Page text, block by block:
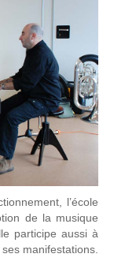
l’école
de la musique
participe aussi à
manifestations.